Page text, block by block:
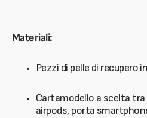
Materiali:
Pezzi di pelle di recupero
Cartamodello a scelta
airpods, porta